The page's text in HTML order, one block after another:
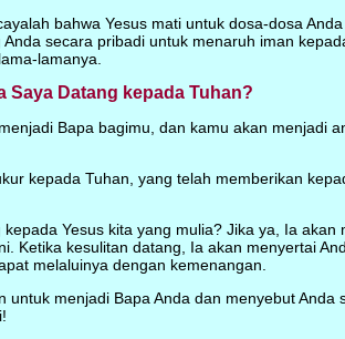
bahwa Yesus mati untuk dosa-dosa
secara pribadi untuk menaruh iman
lamanya.
Saya Datang kepada Tuhan?
Bapa bagimu, dan kamu akan menjadi
kepada Tuhan, yang telah memberikan
Yesus kita yang mulia? Jika ya, Ia
Ketika kesulitan datang, Ia akan menyertai
melaluinya dengan kemenangan.
untuk menjadi Bapa Anda dan menyebut Anda